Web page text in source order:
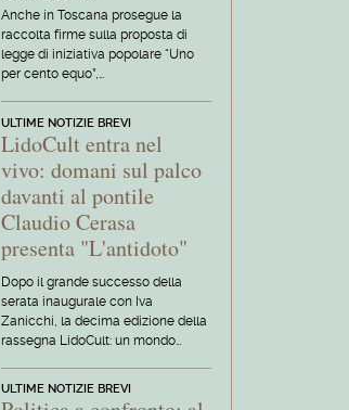
Anche in Toscana prosegue la
raccolta firme sulla proposta di
legge di iniziativa popolare “Uno
per cento equo”,…
ULTIME NOTIZIE BREVI
LidoCult entra nel
vivo: domani sul palco
davanti al pontile
Claudio Cerasa
presenta "L'antidoto"
Dopo il grande successo della
serata inaugurale con Iva
Zanicchi, la decima edizione della
rassegna LidoCult: un mondo…
ULTIME NOTIZIE BREVI